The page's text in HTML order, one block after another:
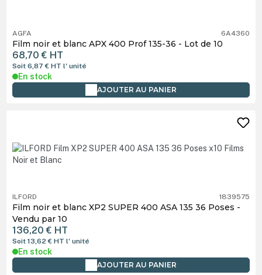
AGFA 6A4360
Film noir et blanc APX 400 Prof 135-36 - Lot de 10
68,70 € HT
Soit 6,87 €HTl' unité
En stock
AJOUTER AU PANIER
ILFORD 1839575
Film noir et blanc XP2 SUPER 400 ASA 135 36 Poses -
Vendu par 10
136,20 € HT
Soit 13,62 €HTl' unité
En stock
AJOUTER AU PANIER